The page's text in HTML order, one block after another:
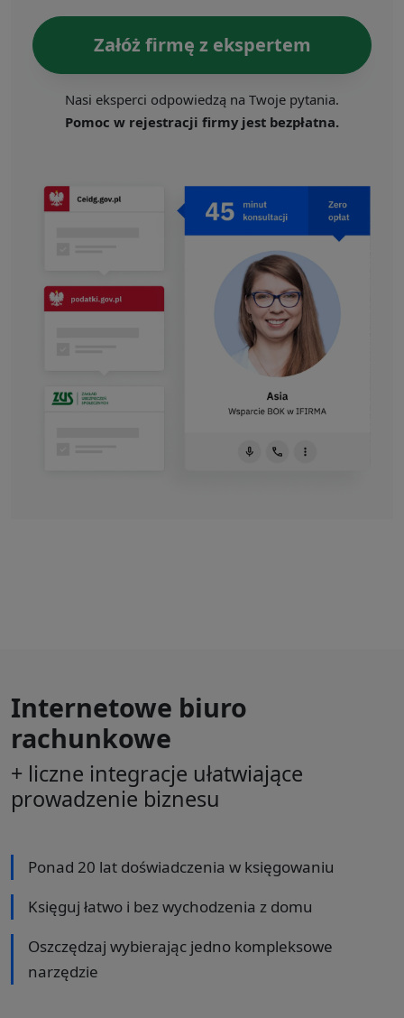
Załóż firmę z ekspertem
Nasi eksperci odpowiedzą na Twoje pytania.
Pomoc w rejestracji firmy jest bezpłatna.
Internetowe biuro
rachunkowe
+ liczne integracje ułatwiające
prowadzenie biznesu
Ponad 20 lat doświadczenia w księgowaniu
Księguj łatwo i bez wychodzenia z domu
Oszczędzaj wybierając jedno kompleksowe
narzędzie